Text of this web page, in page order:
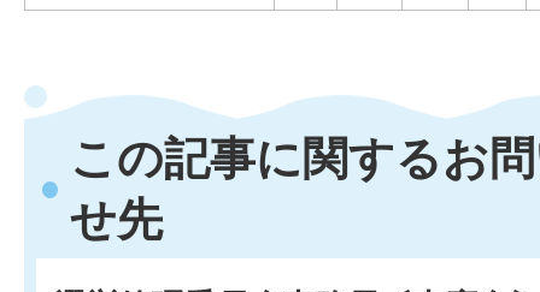
この記事に関するお
せ先